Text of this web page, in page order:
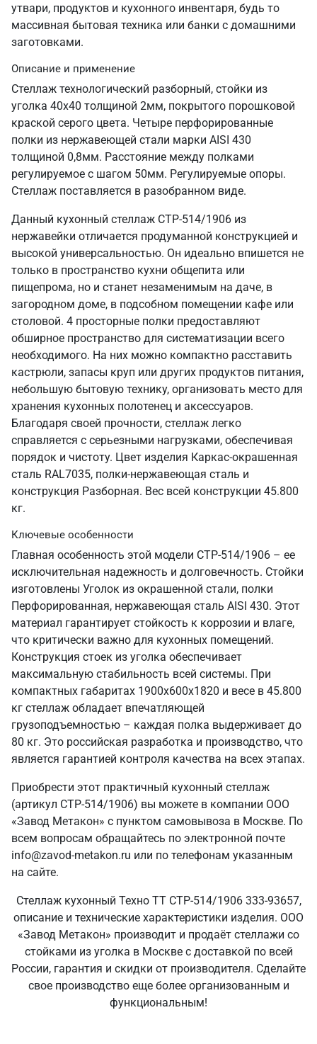
утвари, продуктов и кухонного инвентаря, будь то
массивная бытовая техника или банки с домашними
заготовками.
Описание и применение
Стеллаж технологический разборный, стойки из
уголка 40х40 толщиной 2мм, покрытого порошковой
краской серого цвета. Четыре перфорированные
полки из нержавеющей стали марки AISI 430
толщиной 0,8мм. Расстояние между полками
регулируемое с шагом 50мм. Регулируемые опоры.
Стеллаж поставляется в разобранном виде.
Данный кухонный стеллаж СТР-514/1906 из
нержавейки отличается продуманной конструкцией и
высокой универсальностью. Он идеально впишется не
только в пространство кухни общепита или
пищепрома, но и станет незаменимым на даче, в
загородном доме, в подсобном помещении кафе или
столовой. 4 просторные полки предоставляют
обширное пространство для систематизации всего
необходимого. На них можно компактно расставить
кастрюли, запасы круп или других продуктов питания,
небольшую бытовую технику, организовать место для
хранения кухонных полотенец и аксессуаров.
Благодаря своей прочности, стеллаж легко
справляется с серьезными нагрузками, обеспечивая
порядок и чистоту. Цвет изделия Каркас-окрашенная
сталь RAL7035, полки-нержавеющая сталь и
конструкция Разборная. Вес всей конструкции 45.800
кг.
Ключевые особенности
Главная особенность этой модели СТР-514/1906 – ее
исключительная надежность и долговечность. Стойки
изготовлены Уголок из окрашенной стали, полки
Перфорированная, нержавеющая сталь AISI 430. Этот
материал гарантирует стойкость к коррозии и влаге,
что критически важно для кухонных помещений.
Конструкция стоек из уголка обеспечивает
максимальную стабильность всей системы. При
компактных габаритах 1900х600х1820 и весе в 45.800
кг стеллаж обладает впечатляющей
грузоподъемностью – каждая полка выдерживает до
80 кг. Это российская разработка и производство, что
является гарантией контроля качества на всех этапах.
Приобрести этот практичный кухонный стеллаж
(артикул СТР-514/1906) вы можете в компании ООО
«Завод Метакон» с пунктом самовывоза в Москве. По
всем вопросам обращайтесь по электронной почте
info@zavod-metakon.ru или по телефонам указанным
на сайте.
Стеллаж кухонный Техно ТТ СТР-514/1906 333-93657,
описание и технические характеристики изделия. ООО
«Завод Метакон» производит и продаёт стеллажи со
стойками из уголка в Москве с доставкой по всей
России, гарантия и скидки от производителя. Сделайте
свое производство еще более организованным и
функциональным!